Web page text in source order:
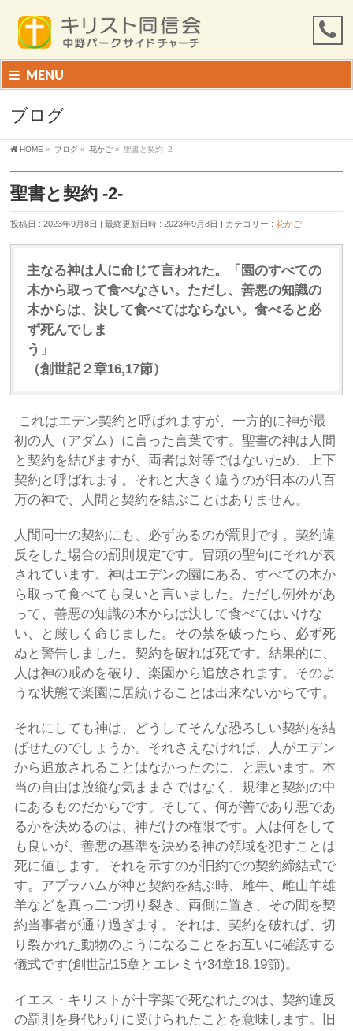
MENU
ブログ
HOME » ブログ » 花かご » 聖書と契約 -2-
聖書と契約 -2-
投稿日 : 2023年9月8日 最終更新日時 : 2023年9月8日 カテゴリー :花かご
主なる神は人に命じて言われた。「園のすべての
木から取って食べなさい。ただし、善悪の知識の
木からは、決して食べてはならない。食べると必
ず死んでしま
う」
（創世記２章16,17節）
これはエデン契約と呼ばれますが、一方的に神が最
初の人（アダム）に言った言葉です。聖書の神は人間
と契約を結びますが、両者は対等ではないため、上下
契約と呼ばれます。それと大きく違うのが日本の八百
万の神で、人間と契約を結ぶことはありません。
人間同士の契約にも、必ずあるのが罰則です。契約違
反をした場合の罰則規定です。冒頭の聖句にそれが表
されています。神はエデンの園にある、すべての木か
ら取って食べても良いと言いました。ただし例外があ
って、善悪の知識の木からは決して食べてはいけな
い、と厳しく命じました。その禁を破ったら、必ず死
ぬと警告しました。契約を破れば死です。結果的に、
人は神の戒めを破り、楽園から追放されます。そのよ
うな状態で楽園に居続けることは出来ないからです。
それにしても神は、どうしてそんな恐ろしい契約を結
ばせたのでしょうか。それさえなければ、人がエデン
から追放されることはなかったのに、と思います。本
当の自由は放縦な気ままさではなく、規律と契約の中
にあるものだからです。そして、何が善であり悪であ
るかを決めるのは、神だけの権限です。人は何をして
も良いが、善悪の基準を決める神の領域を犯すことは
死に値します。それを示すのが旧約での契約締結式で
す。アブラハムが神と契約を結ぶ時、雌牛、雌山羊雄
羊などを真っ二つ切り裂き、両側に置き、その間を契
約当事者が通り過ぎます。それは、契約を破れば、切
り裂かれた動物のようになることをお互いに確認する
儀式です(創世記15章とエレミヤ34章18,19節)。
イエス・キリストが十字架で死なれたのは、契約違反
の罰則を身代わりに受けられたことを意味します。旧